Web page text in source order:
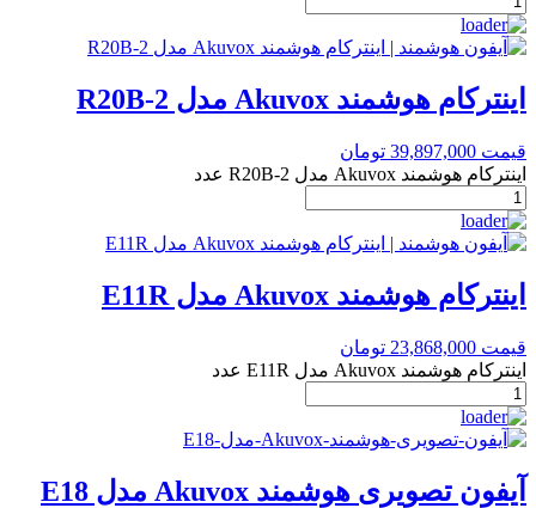
اینترکام هوشمند Akuvox مدل R20B-2
قیمت 39,897,000 تومان
اینترکام هوشمند Akuvox مدل R20B-2 عدد
اینترکام هوشمند Akuvox مدل E11R
قیمت 23,868,000 تومان
اینترکام هوشمند Akuvox مدل E11R عدد
آیفون تصویری هوشمند Akuvox مدل E18